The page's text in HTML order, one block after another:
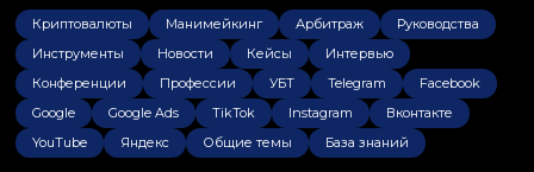
Криптовалюты Манимейкинг Арбитраж
Руководства
Инструменты
Новости Кейсы
Интервью
Конференции
Профессии УБТ Telegram
Facebook
Google
Google Ads TikTok Instagram
Вконтакте
YouTube
Яндекс Общие темы База знаний